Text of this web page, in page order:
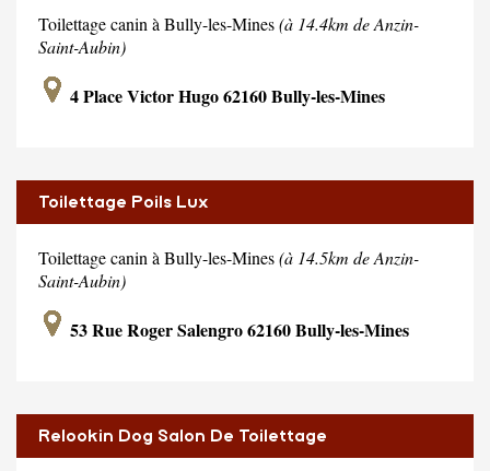
Toilettage canin à Bully-les-Mines(à 14.4km de Anzin-
Saint-Aubin)
4 Place Victor Hugo 62160 Bully-les-Mines
Toilettage Poils Lux
Toilettage canin à Bully-les-Mines(à 14.5km de Anzin-
Saint-Aubin)
53 Rue Roger Salengro 62160 Bully-les-Mines
Relookin Dog Salon De Toilettage